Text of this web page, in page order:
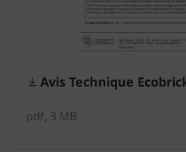
Avis Technique Ecobrick
pdf, 3 MB